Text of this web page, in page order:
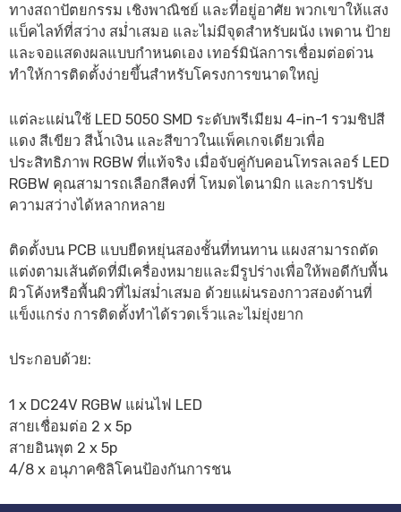
ทางสถาปัตยกรรม เชิงพาณิชย์ และที่อยู่อาศัย พวกเขาให้แสง
แบ็คไลท์ที่สว่าง สม่ำเสมอ และไม่มีจุดสำหรับผนัง เพดาน ป้าย
และจอแสดงผลแบบกำหนดเอง เทอร์มินัลการเชื่อมต่อด่วน
ทำให้การติดตั้งง่ายขึ้นสำหรับโครงการขนาดใหญ่
แต่ละแผ่นใช้ LED 5050 SMD ระดับพรีเมียม 4-in-1 รวมชิปสี
แดง สีเขียว สีน้ำเงิน และสีขาวในแพ็คเกจเดียวเพื่อ
ประสิทธิภาพ RGBW ที่แท้จริง เมื่อจับคู่กับคอนโทรลเลอร์ LED
RGBW คุณสามารถเลือกสีคงที่ โหมดไดนามิก และการปรับ
ความสว่างได้หลากหลาย
ติดตั้งบน PCB แบบยืดหยุ่นสองชั้นที่ทนทาน แผงสามารถตัด
แต่งตามเส้นตัดที่มีเครื่องหมายและมีรูปร่างเพื่อให้พอดีกับพื้น
ผิวโค้งหรือพื้นผิวที่ไม่สม่ำเสมอ ด้วยแผ่นรองกาวสองด้านที่
แข็งแกร่ง การติดตั้งทำได้รวดเร็วและไม่ยุ่งยาก
ประกอบด้วย:
1 x DC24V RGBW แผ่นไฟ LED
สายเชื่อมต่อ 2 x 5p
สายอินพุต 2 x 5p
4/8 x อนุภาคซิลิโคนป้องกันการชน